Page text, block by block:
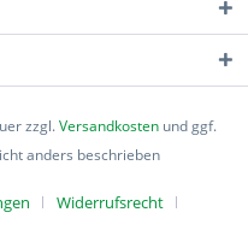
zzgl.Versandkosten und ggf.
anders beschrieben
Widerrufsrecht